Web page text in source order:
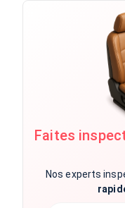
Faites
Nos experts